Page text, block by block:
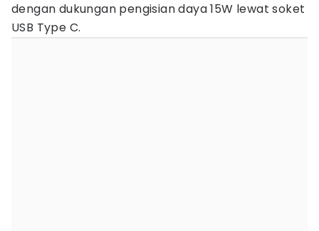
dengan dukungan pengisian daya 15W lewat soket
USB Type C.